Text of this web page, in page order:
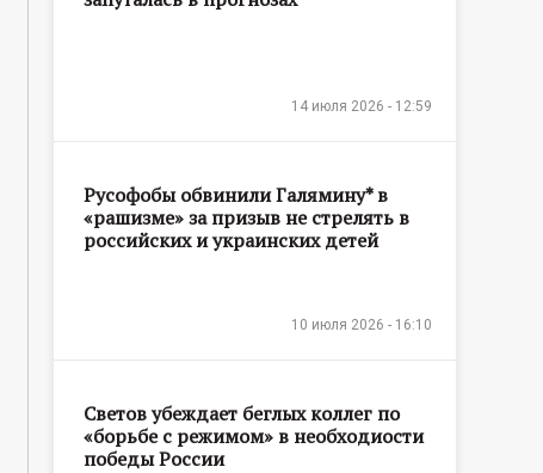
14 июля 2026 - 12:59
Русофобы обвинили Галямину* в
«рашизме» за призыв не стрелять в
российских и украинских детей
10 июля 2026 - 16:10
Светов убеждает беглых коллег по
«борьбе с режимом» в необходиости
победы России